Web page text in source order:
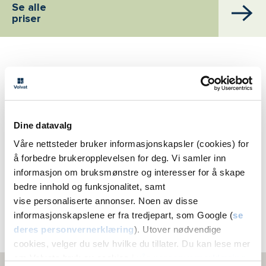
Dine datavalg
Våre nettsteder bruker informasjonskapsler (cookies) for
å forbedre brukeropplevelsen for deg. Vi samler inn
informasjon om bruksmønstre og interesser for å skape
bedre innhold og funksjonalitet, samt
vise personaliserte annonser. Noen av disse
informasjonskapslene er fra tredjepart, som Google (se
deres personvernerklæring). Utover nødvendige
cookies, velger du selv hvilke du tillater. Du kan lese mer
Se alle
priser
Fettransplantasjon ansikt i Fredrikstad
tilbys på
Volvat
Fredrikstad
Jens Wilhelmsens gate 1
1671 Kråkerøy
69 30 23 00
Melding